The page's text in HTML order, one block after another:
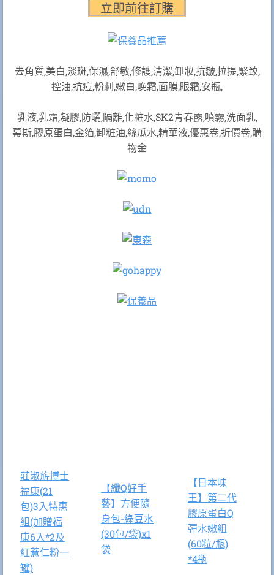
去角質,美白,淡斑,保濕,舒敏,修護,清潔,卸妝,抗皺,拉提,緊致,
控油,抗痘,粉刺,嫩白,晚霜,面膜,眼霜,安瓶,
乳液,乳霜,凝膠,防曬,隔離,化粧水,SK2青春露,噴霧,洗面乳,
幕斯,膠原蛋白,金箔,卸粧油,絲瓜水,精華液,優惠卷,折價卷,購
物金
莊淑旂博士
福康(21
包)3入特惠
組(加贈福
康6入*2及
紅薏仁粉一
罐)
【纖Q好手
藝】方便隨
身包-綠豆水
(30包/袋)x1
袋
【日本味
王】第二代
膠原蛋白Q
彈水嫩組
(60粒/瓶)
*4瓶